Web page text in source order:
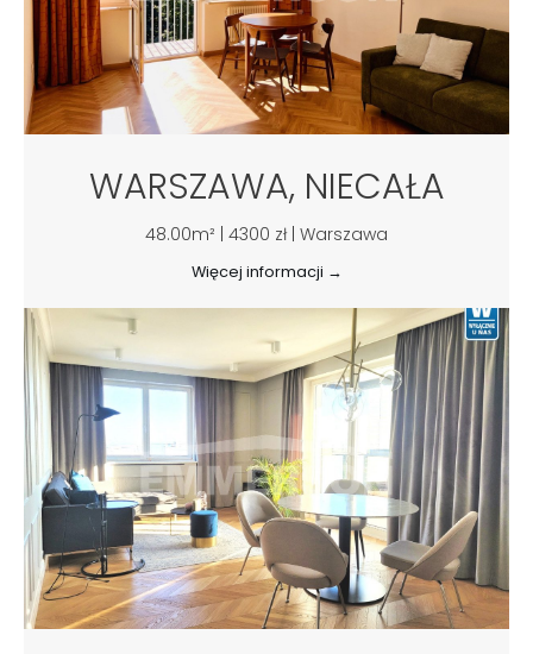
WARSZAWA, NIECAŁA
48.00m² | 4300 zł | Warszawa
Więcej informacji →